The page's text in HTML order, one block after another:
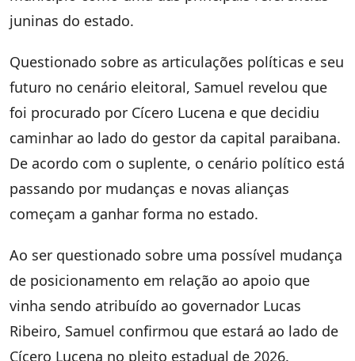
juninas do estado.
Questionado sobre as articulações políticas e seu
futuro no cenário eleitoral, Samuel revelou que
foi procurado por Cícero Lucena e que decidiu
caminhar ao lado do gestor da capital paraibana.
De acordo com o suplente, o cenário político está
passando por mudanças e novas alianças
começam a ganhar forma no estado.
Ao ser questionado sobre uma possível mudança
de posicionamento em relação ao apoio que
vinha sendo atribuído ao governador Lucas
Ribeiro, Samuel confirmou que estará ao lado de
Cícero Lucena no pleito estadual de 2026.